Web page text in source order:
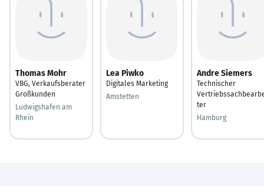
Thomas Mohr
VBG, Verkaufsberater
Großkunden
Ludwigshafen am
Rhein
Lea Piwko
Digitales Marketing
Amstetten
Andre Siemers
Technischer
ter
Hamburg